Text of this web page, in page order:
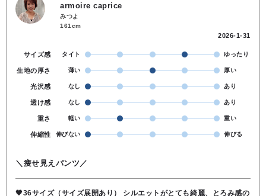
armoire caprice
みつよ
161cm
2026-1-31
サイズ感 タイト ゆったり
生地の厚さ 薄い 厚い
光沢感 なし あり
透け感 なし あり
重さ 軽い 重い
伸縮性 伸びない 伸びる
＼痩せ見えパンツ／
🖤36サイズ（サイズ展開あり） シルエットがとても綺麗、とろみ感の